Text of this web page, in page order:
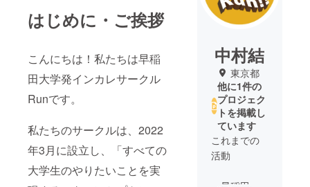
はじめに・ご挨拶
こんにちは！私たちは早稲
田大学発インカレサークル
Runです。
私たちのサークルは、2022
年3月に設立し、「すべての
大学生のやりたいことを実
中村結
東京都
他に1件の
プロジェク
トを掲載し
ています
これまでの
活動